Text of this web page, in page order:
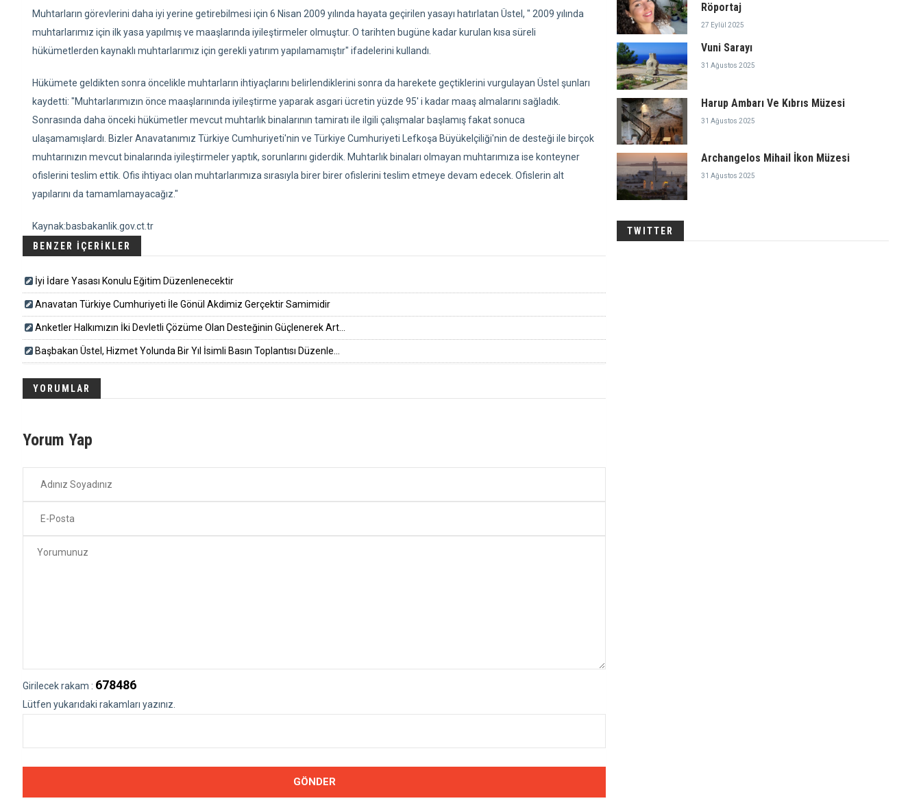
Muhtarların görevlerini daha iyi yerine getirebilmesi için 6 Nisan 2009 yılında hayata geçirilen yasayı hatırlatan Üstel, " 2009 yılında
muhtarlarımız için ilk yasa yapılmış ve maaşlarında iyileştirmeler olmuştur. O tarihten bugüne kadar kurulan kısa süreli
hükümetlerden kaynaklı muhtarlarımız için gerekli yatırım yapılamamıştır" ifadelerini kullandı.
Hükümete geldikten sonra öncelikle muhtarların ihtiyaçlarını belirlendiklerini sonra da harekete geçtiklerini vurgulayan Üstel şunları
kaydetti: "Muhtarlarımızın önce maaşlarınında iyileştirme yaparak asgari ücretin yüzde 95' i kadar maaş almalarını sağladık.
Sonrasında daha önceki hükümetler mevcut muhtarlık binalarının tamiratı ile ilgili çalışmalar başlamış fakat sonuca
ulaşamamışlardı. Bizler Anavatanımız Türkiye Cumhuriyeti'nin ve Türkiye Cumhuriyeti Lefkoşa Büyükelçiliği'nin de desteği ile birçok
muhtarınızın mevcut binalarında iyileştirmeler yaptık, sorunlarını giderdik. Muhtarlık binaları olmayan muhtarımıza ise konteyner
ofislerini teslim ettik. Ofis ihtiyacı olan muhtarlarımıza sırasıyla birer birer ofislerini teslim etmeye devam edecek. Ofislerin alt
yapılarını da tamamlamayacağız."
Kaynak:basbakanlik.gov.ct.tr
BENZER İÇERİKLER
İyi İdare Yasası Konulu Eğitim Düzenlenecektir
Anavatan Türkiye Cumhuriyeti İle Gönül Akdimiz Gerçektir Samimidir
Anketler Halkımızın İki Devletli Çözüme Olan Desteğinin Güçlenerek Art...
Başbakan Üstel, Hizmet Yolunda Bir Yıl İsimli Basın Toplantısı Düzenle...
YORUMLAR
Yorum Yap
Girilecek rakam : 678486
Lütfen yukarıdaki rakamları yazınız.
Röportaj
27 Eylül 2025
Vuni Sarayı
31 Ağustos 2025
Harup Ambarı Ve Kıbrıs Müzesi
31 Ağustos 2025
Archangelos Mihail İkon Müzesi
31 Ağustos 2025
TWITTER